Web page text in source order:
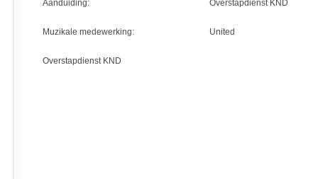
Aanduiding:
Overstapdienst KND
Muzikale medewerking: United
Overstapdienst KND